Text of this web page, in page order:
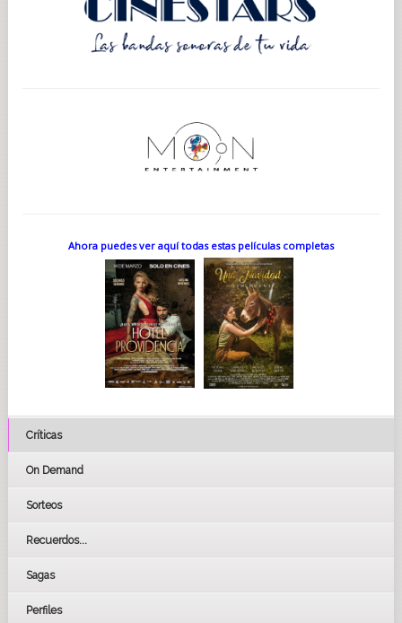
Ahora puedes ver aquí todas estas películas completas
Críticas
On Demand
Sorteos
Recuerdos...
Sagas
Perfiles